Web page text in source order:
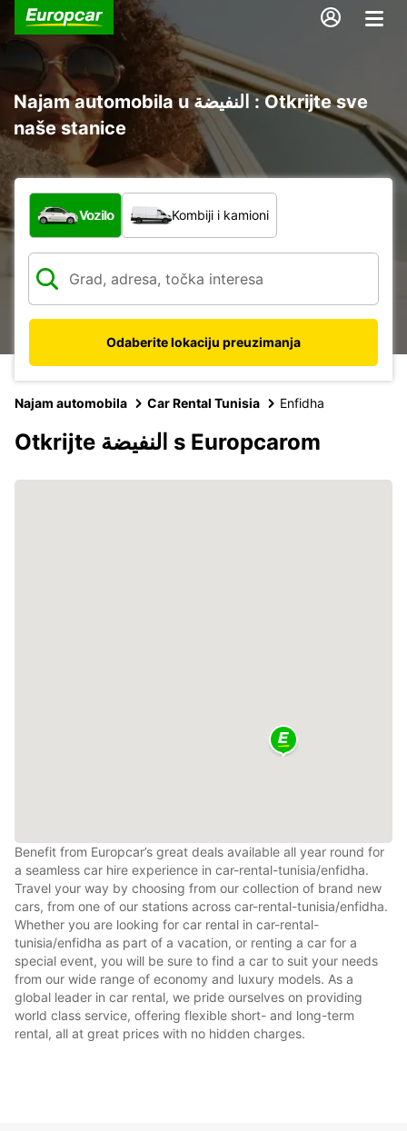
Najam automobila u النفيضة : Otkrijte sve
naše stanice
Koja vrsta vozila?
Vozilo Kombiji i kamioni
Odaberite lokaciju preuzimanja
Najam automobila Car Rental Tunisia Enfidha
Otkrijte النفيضة s Europcarom
Benefit from Europcar’s great deals available all year round for
a seamless car hire experience in car-rental-tunisia/enfidha.
Travel your way by choosing from our collection of brand new
cars, from one of our stations across car-rental-tunisia/enfidha.
Whether you are looking for car rental in car-rental-
tunisia/enfidha as part of a vacation, or renting a car for a
special event, you will be sure to find a car to suit your needs
from our wide range of economy and luxury models. As a
global leader in car rental, we pride ourselves on providing
world class service, offering flexible short- and long-term
rental, all at great prices with no hidden charges.